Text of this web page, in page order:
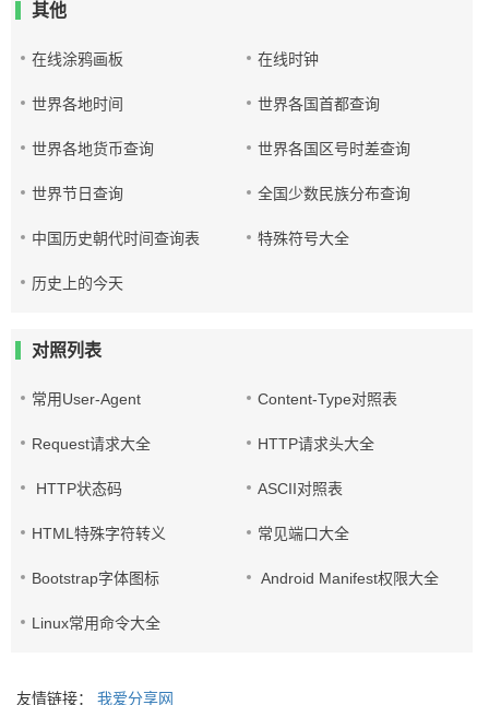
其他
在线涂鸦画板 在线时钟
世界各地时间 世界各国首都查询
世界各地货币查询 世界各国区号时差查询
世界节日查询 全国少数民族分布查询
中国历史朝代时间查询表 特殊符号大全
历史上的今天
对照列表
常用User-Agent Content-Type对照表
Request请求大全 HTTP请求头大全
HTTP状态码 ASCII对照表
HTML特殊字符转义 常见端口大全
Bootstrap字体图标 Android Manifest权限大全
Linux常用命令大全
友情链接： 我爱分享网